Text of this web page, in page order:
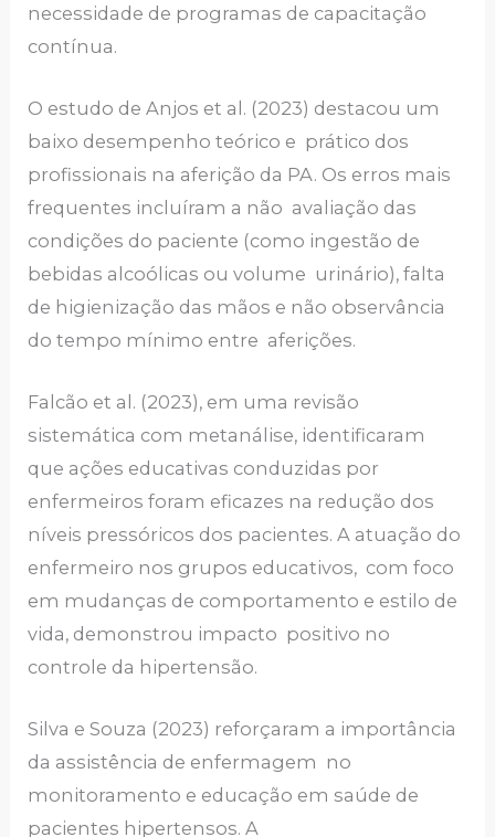
necessidade de programas de capacitação
contínua.
O estudo de Anjos et al. (2023) destacou um
baixo desempenho teórico e prático dos
profissionais na aferição da PA. Os erros mais
frequentes incluíram a não avaliação das
condições do paciente (como ingestão de
bebidas alcoólicas ou volume urinário), falta
de higienização das mãos e não observância
do tempo mínimo entre aferições.
Falcão et al. (2023), em uma revisão
sistemática com metanálise, identificaram
que ações educativas conduzidas por
enfermeiros foram eficazes na redução dos
níveis pressóricos dos pacientes. A atuação do
enfermeiro nos grupos educativos, com foco
em mudanças de comportamento e estilo de
vida, demonstrou impacto positivo no
controle da hipertensão.
Silva e Souza (2023) reforçaram a importância
da assistência de enfermagem no
monitoramento e educação em saúde de
pacientes hipertensos. A